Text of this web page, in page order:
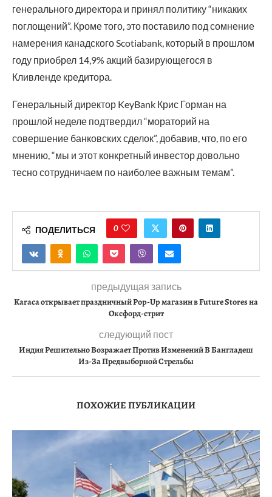
генерального директора и принял политику “никаких
поглощений”. Кроме того, это поставило под сомнение
намерения канадского Scotiabank, который в прошлом
году приобрел 14,9% акций базирующегося в
Кливленде кредитора.
Генеральный директор KeyBank Крис Горман на
прошлой неделе подтвердил “мораторий на
совершение банковских сделок”, добавив, что, по его
мнению, “мы и этот конкретный инвестор довольно
тесно сотрудничаем по наиболее важным темам”.
ПОДЕЛИТЬСЯ 0
предыдущая запись
Karaca открывает праздничный Pop-Up магазин в Future Stores на
Оксфорд-стрит
следующий пост
Индия Решительно Возражает Против Изменений В Бангладеш
Из-За Предвыборной Стрельбы
ПОХОЖИЕ ПУБЛИКАЦИИ